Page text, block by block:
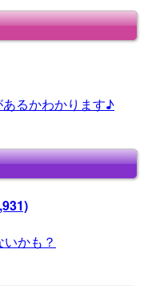
るかわかります♪
かも？